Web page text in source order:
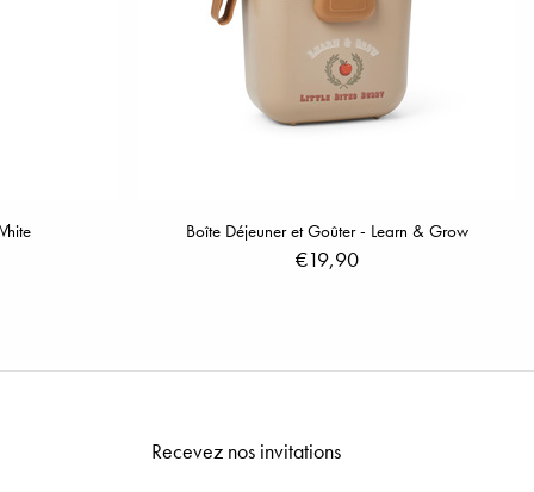
Boîte Déjeuner et Goûter - Learn & Grow
€19,90
Recevez nos invitations